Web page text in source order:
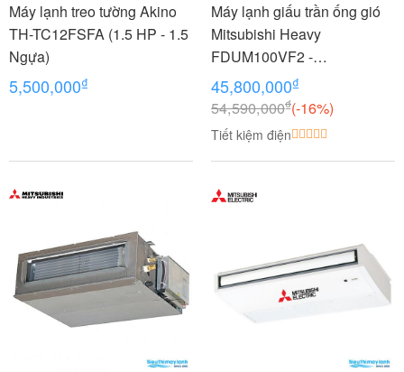
Máy lạnh treo tường Akino
TH-TC12FSFA (1.5 HP - 1.5
Ngựa)
5,500,000₫
Máy lạnh giấu trần ống gió
Mitsubishi Heavy
FDUM100VF2 -
FDC100VNP 4.0 HP (4
Ngựa) Inverter
45,800,000₫
54,590,000₫(-16%)
Tiết kiệm điện